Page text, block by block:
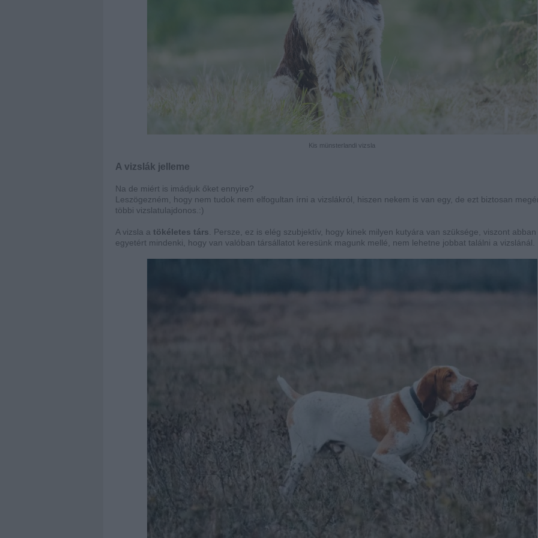
Kis münsterlandi vizsla
A vizslák jelleme
Na de miért is imádjuk őket ennyire?
Leszögezném, hogy nem tudok nem elfogultan írni a vizslákról, hiszen nekem is van egy, de ezt biztosan
többi vizslatulajdonos.:)
A vizsla a tökéletes társ . Persze, ez is elég szubjektív, hogy kinek milyen kutyára van szüksége, viszont
egyetért mindenki, hogy van valóban társállatot keresünk magunk mellé, nem lehetne jobbat találni a vizslánál.